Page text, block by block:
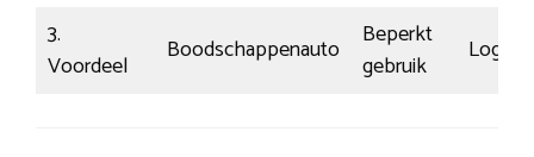
3.
Voordeel
Boodschappenauto
Beperkt
gebruik
Log